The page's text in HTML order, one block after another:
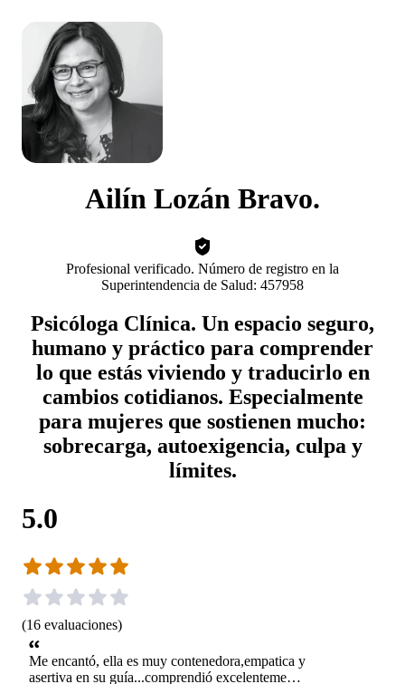
Ailín Lozán Bravo.
Profesional verificado. Número de registro en la
Superintendencia de Salud: 457958
Psicóloga Clínica. Un espacio seguro,
humano y práctico para comprender
lo que estás viviendo y traducirlo en
cambios cotidianos. Especialmente
para mujeres que sostienen mucho:
sobrecarga, autoexigencia, culpa y
límites.
5.0
(16 evaluaciones)
Me encantó, ella es muy contenedora,empatica y
asertiva en su guía...comprendió excelentemente